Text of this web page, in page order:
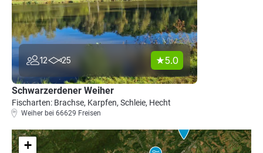
12 25 5.0
Schwarzerdener Weiher
Fischarten: Brachse, Karpfen, Schleie, Hecht
Weiher bei 66629 Freisen
+